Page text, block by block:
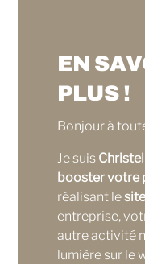
EN
PLUS !
Bonjour à
Je suis
booster votre
réalisant le
entreprise,
autre activité
lumière sur le